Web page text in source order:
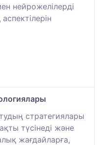
нейрожелілерді
стратегиялары
түсінеді және
жағдайларға,